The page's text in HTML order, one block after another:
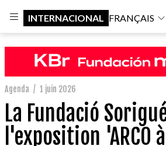
INTERNACIONAL FRANÇAIS
Agenda / 1 juin 2026
La Fundació
l'exposition 'ARCO